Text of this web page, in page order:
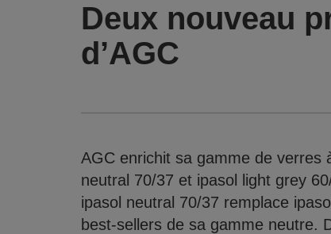
Deux nouveau
d’AGC
AGC enrichit sa gamme de verres
neutral 70/37 et ipasol light grey
ipasol neutral 70/37 remplace
best-sellers de sa gamme neutre.